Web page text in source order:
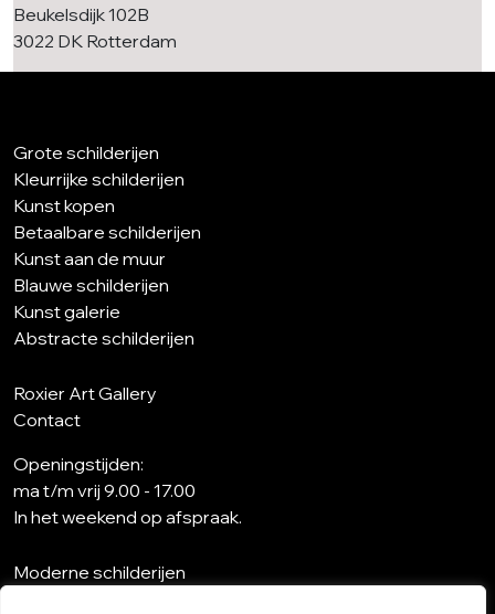
Beukelsdijk 102B
3022 DK Rotterdam
Grote schilderijen
Kleurrijke schilderijen
Kunst kopen
Betaalbare schilderijen
Kunst aan de muur
Blauwe schilderijen
Kunst galerie
Abstracte schilderijen
Roxier Art Gallery
Contact
Openingstijden:
ma t/m vrij 9.00 - 17.00
In het weekend op afspraak.
Moderne schilderijen